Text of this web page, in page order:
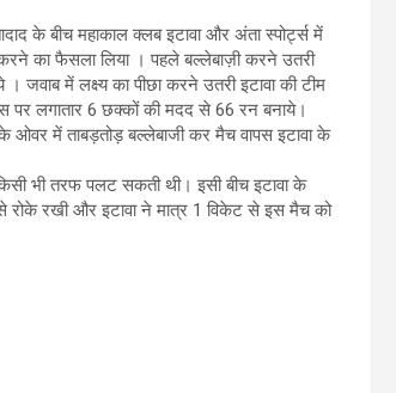
के बीच महाकाल क्लब इटावा और अंता स्पोर्ट्स में
का फैसला लिया । पहले बल्लेबाज़ी करने उतरी
में लक्ष्य का पीछा करने उतरी इटावा की टीम
पर लगातार 6 छक्कों की मदद से 66 रन बनाये।
में ताबड़तोड़ बल्लेबाजी कर मैच वापस इटावा के
भी तरफ पलट सकती थी। इसी बीच इटावा के
रोके रखी और इटावा ने मात्र 1 विकेट से इस मैच को